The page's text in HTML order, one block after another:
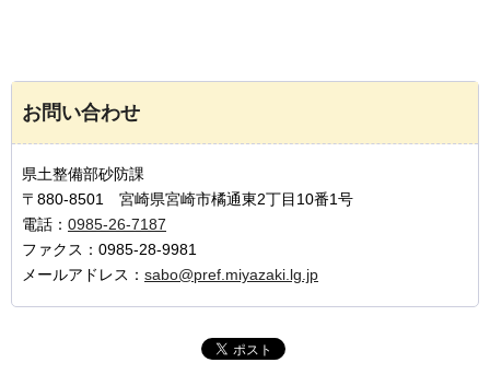
お問い合わせ
県土整備部砂防課
〒880-8501 宮崎県宮崎市橘通東2丁目10番1号
電話： 0985-26-7187
ファクス：0985-28-9981
メールアドレス： sabo@pref.miyazaki.lg.jp